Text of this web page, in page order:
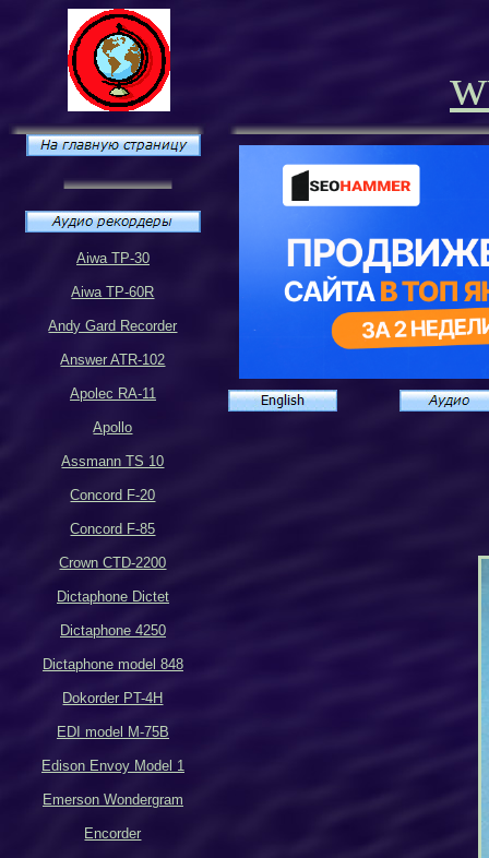
Aiwa TP-30
Aiwa TP-60R
Andy Gard Recorder
Answer ATR-102
Apolec RA-11
Apollo
Assmann TS 10
Concord F-20
Concord F-85
Crown CTD-2200
Dictaphone Dictet
Dictaphone 4250
Dictaphone model 848
Dokorder PT-4H
EDI model M-75B
Edison Envoy Model 1
Emerson Wondergram
Encorder